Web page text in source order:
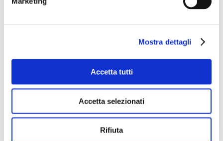
Mostra dettagli
Accetta tutti
Accetta selezionati
Rifiuta